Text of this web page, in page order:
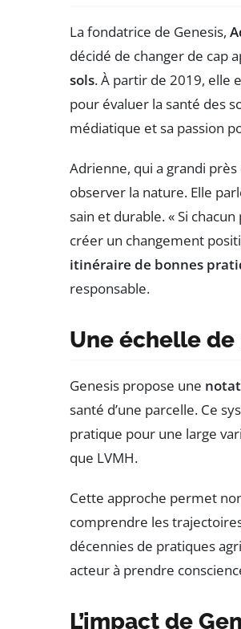
La fondatrice de Genesis,
décidé de changer de cap
sols. À partir de 2019, elle
pour évaluer la santé des
médiatique et sa passion
Adrienne, qui a grandi
observer la nature. Elle
sain et durable. « Si
créer un changement
itinéraire de bonnes
responsable.
Une échelle
Genesis propose une
santé d’une parcelle. Ce
pratique pour une large
que LVMH.
Cette approche permet
comprendre les
décennies de pratiques
acteur à prendre
L’impact de